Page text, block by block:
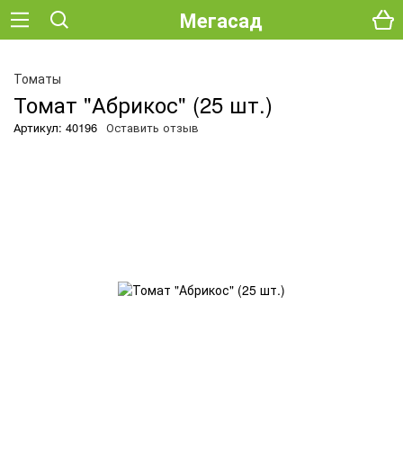
Мегасад
Томаты
Томат "Абрикос" (25 шт.)
Артикул: 40196 Оставить отзыв